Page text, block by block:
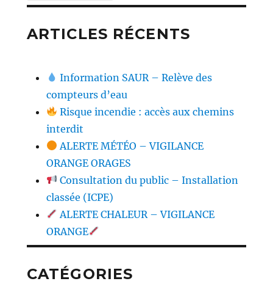
ARTICLES RÉCENTS
Information SAUR – Relève des
compteurs d’eau
Risque incendie : accès aux chemins
interdit
ALERTE MÉTÉO – VIGILANCE
ORANGE ORAGES
Consultation du public – Installation
classée (ICPE)
ALERTE CHALEUR – VIGILANCE
ORANGE
CATÉGORIES